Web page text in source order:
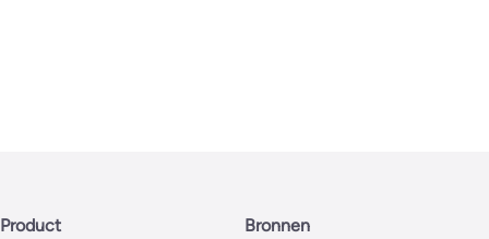
Product Bronnen